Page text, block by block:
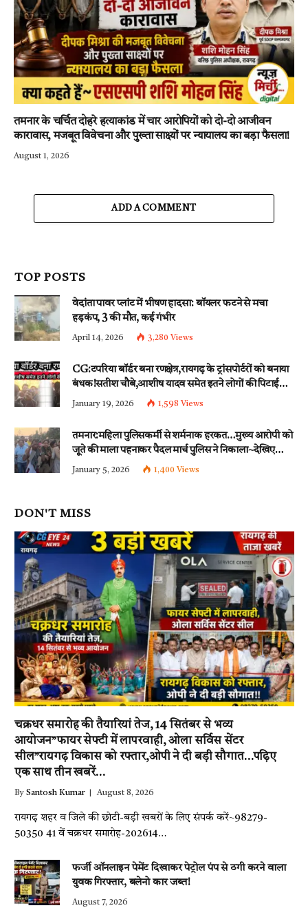
तमनार के चर्चित दोहरे हत्याकांड में चार आरोपियों को दो-दो आजीवन
कारावास, मजबूत विवेचना और पुख्ता साक्ष्यों पर न्यायालय का बड़ा फैसला!
August 1, 2026
ADD A COMMENT
TOP POSTS
वेदांता पावर प्लांट में भीषण हादसा: बॉयलर फटने से मचा
हड़कंप, 3 की मौत, कई गंभीर
April 14, 2026 3,280 Views
CG:टपरिया बॉर्डर बना रणक्षेत्र,रायगढ़ के ट्रांसपोर्टरों को बनाया
बंधक!सतीश चौबे,आशीष यादव समेत इतने लोगों की पिटाई…
इन धाराओं के तहत्~बंटी समेत इतने लोगों पर हुई नामजद
January 19, 2026 1,598 Views
तमनार:महिला पुलिसकर्मी से शर्मनाक हरकत…मुख्य आरोपी को
जूते की माला पहनाकर पैदल मार्च पुलिस ने निकाला~देखिए
वीडियो
January 5, 2026 1,400 Views
DON'T MISS
चक्रधर समारोह की तैयारियां तेज, 14 सितंबर से भव्य
आयोजन”फायर सेफ्टी में लापरवाही, ओला सर्विस सेंटर
सील”रायगढ़ विकास को रफ्तार,ओपी ने दी बड़ी सौगात…पढ़िए
एक साथ तीन खबरें…
By Santosh Kumar August 8, 2026
रायगढ़ शहर व जिले की छोटी-बड़ी खबरों के लिए संपर्क करें~98279-
50350 41 वें चक्रधर समारोह-202614…
फर्जी ऑनलाइन पेमेंट दिखाकर पेट्रोल पंप से ठगी करने वाला
युवक गिरफ्तार, बलेनो कार जब्त!
August 7, 2026